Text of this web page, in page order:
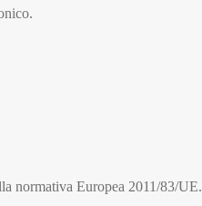
normativa Europea 2011/83/UE.